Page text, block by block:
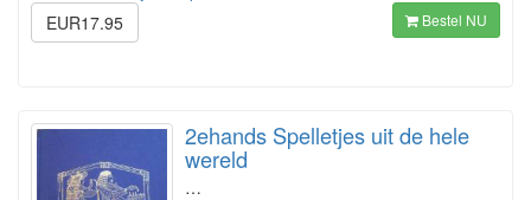
EUR17.95
Bestel NU
2ehands Spelletjes uit de hele
wereld
…